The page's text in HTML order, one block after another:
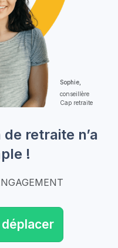
Sophie,
conseillère
Cap retraite
retraite n’a
!